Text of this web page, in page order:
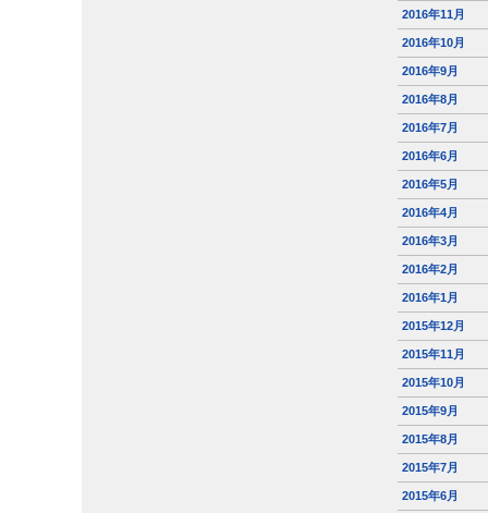
2016年11月
2016年10月
2016年9月
2016年8月
2016年7月
2016年6月
2016年5月
2016年4月
2016年3月
2016年2月
2016年1月
2015年12月
2015年11月
2015年10月
2015年9月
2015年8月
2015年7月
2015年6月